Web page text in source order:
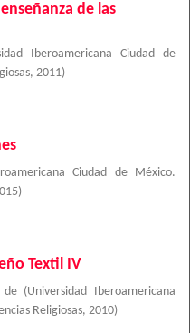
de las
Iberoamericana Ciudad de
, 2011)
Ciudad de México.
)
Textil IV
de (Universidad Iberoamericana
Religiosas, 2010)